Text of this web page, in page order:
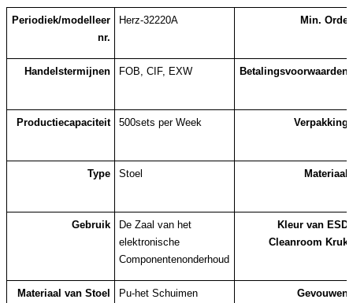
Periodiek/modelleer
nr.
Herz-32220A Min. Orde
Handelstermijnen FOB, CIF, EXW Betalingsvoorwaarden
Productiecapaciteit 500sets per Week Verpakking
Type Stoel Materiaal
Gebruik
De Zaal van het
elektronische
Componentenonderhoud
Kleur van ESD
Cleanroom Kruk
Materiaal van Stoel
Pu-het Schuimen Gevouwen